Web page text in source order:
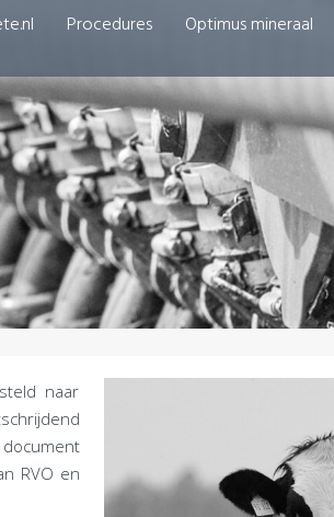
Procedures Optimus mineraal
naar
RVO en